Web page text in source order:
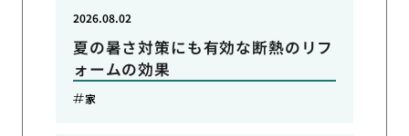
夏の暑さ対策にも有効な断熱のリフ
ォームの効果
2026.08.02
家